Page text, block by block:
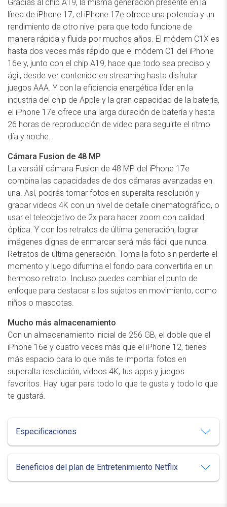
Gracias al chip A19, la misma generación presente en la
línea de iPhone 17, el iPhone 17e ofrece una potencia y un
rendimiento de otro nivel para que todo funcione de
manera rápida y fluida por muchos años. El módem C1X es
hasta dos veces más rápido que el módem C1 del iPhone
16e y, junto con el chip A19, hace que todo sea preciso y
ágil, desde ver contenido en streaming hasta disfrutar
juegos AAA. Y con la eficiencia energética líder en la
industria del chip de Apple y la gran capacidad de la batería,
el iPhone 17e ofrece una larga duración de batería y hasta
26 horas de reproducción de video para seguirte el ritmo
día y noche.
Cámara Fusion de 48 MP
La versátil cámara Fusion de 48 MP del iPhone 17e
combina las capacidades de dos cámaras avanzadas en
una. Así, podrás tomar fotos en superalta resolución y
grabar videos 4K con un nivel de detalle cinematográfico, o
usar el teleobjetivo de 2x para hacer zoom con calidad
óptica. Y con los retratos de última generación, lograr
imágenes dignas de enmarcar será más fácil que nunca.
Retratos de última generación. Toma la foto sin perderte el
momento y luego difumina el fondo para convertirla en un
hermoso retrato. Incluso puedes cambiar el punto de
enfoque para destacar a los sujetos en movimiento, como
niños o mascotas.
Mucho más almacenamiento
Con un almacenamiento inicial de 256 GB, el doble que el
iPhone 16e y cuatro veces más que el iPhone 12, tienes
más espacio para lo que más te importa: fotos en
superalta resolución, videos 4K, tus apps y juegos
favoritos. Hay lugar para todo lo que te gusta y todo lo que
te gustará.
Especificaciones
Beneficios del plan de Entretenimiento Netflix